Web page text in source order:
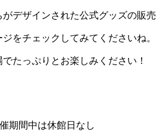
デザインされた公式グッズの販売
をチェックしてみてくださいね。
たっぷりとお楽しみください！
期間中は休館日なし